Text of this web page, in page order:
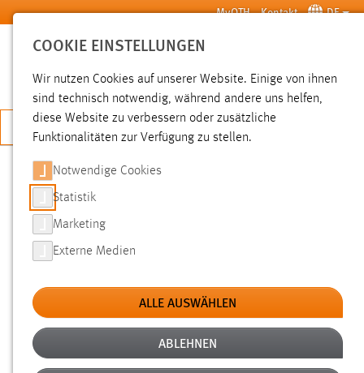
Zum Hauptinhalt springen MyOTH Kontakt DE
SUCHE
JETZT BEWERBEN
SUCHE
FILTER
Typ
Erstellungsdatum
COOKIE EINSTELLUNGEN
Wir nutzen Cookies auf unserer Website. Einige von ihnen
sind technisch notwendig, während andere uns helfen,
diese Website zu verbessern oder zusätzliche
Funktionalitäten zur Verfügung zu stellen.
Notwendige Cookies
Statistik
Marketing
Externe Medien
ALLE AUSWÄHLEN
ABLEHNEN